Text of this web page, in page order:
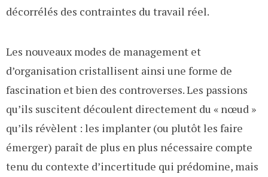
décorrélés des contraintes du travail réel.
Les nouveaux modes de management et
d’organisation cristallisent ainsi une forme de
fascination et bien des controverses. Les passions
qu’ils suscitent découlent directement du « nœud »
qu’ils révèlent : les implanter (ou plutôt les faire
émerger) paraît de plus en plus nécessaire compte
tenu du contexte d’incertitude qui prédomine, mais